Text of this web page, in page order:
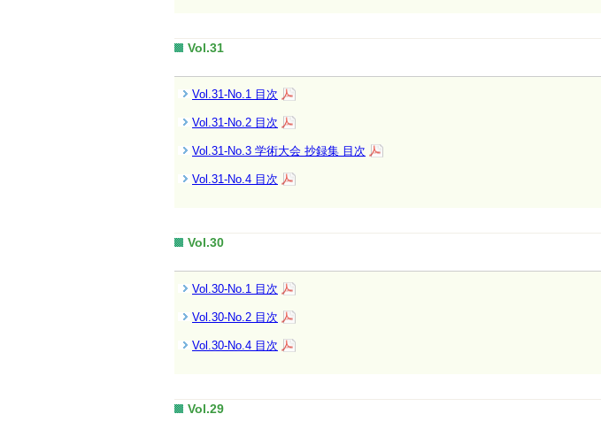
Vol.31
Vol.31-No.1 目次
Vol.31-No.2 目次
Vol.31-No.3 学術大会 抄録集 目次
Vol.31-No.4 目次
Vol.30
Vol.30-No.1 目次
Vol.30-No.2 目次
Vol.30-No.4 目次
Vol.29